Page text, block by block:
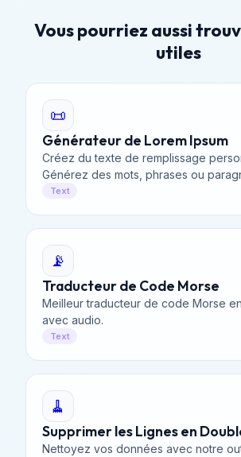
Vous pourriez aussi
utiles
📜
Générateur de Lorem Ipsum
Créez du texte de remplissage
Générez des mots, phrases ou
vos maquettes.
Text
📡
Traducteur de Code Morse
Meilleur traducteur de code Morse
avec audio.
Text
🧹
Supprimer les Lignes en
Nettoyez vos données avec notre